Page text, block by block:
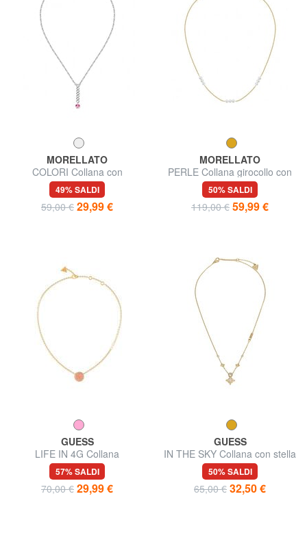
MORELLATO
COLORI Collana con
pendente in cristallo
49% SALDI
59,00 € 29,99 €
MORELLATO
PERLE Collana girocollo con
perle
50% SALDI
119,00 € 59,99 €
GUESS
LIFE IN 4G Collana
57% SALDI
70,00 € 29,99 €
GUESS
IN THE SKY Collana con stella
50% SALDI
65,00 € 32,50 €